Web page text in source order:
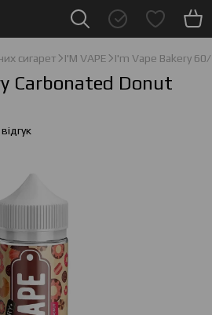
сигарет I'М VAPE I'm Vape Bakery
Carbonated Donut